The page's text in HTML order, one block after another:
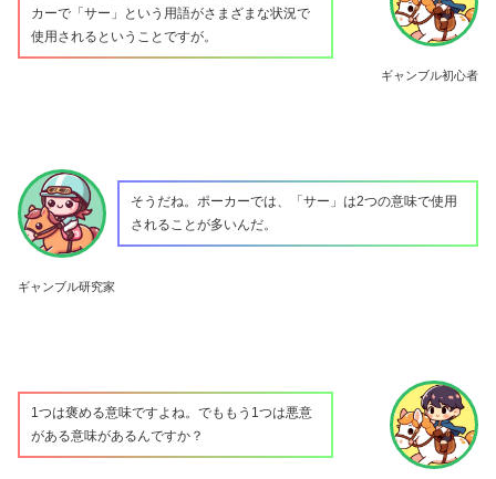
ギャンブル初心者
カーで「サー」という用語がさまざまな状況で
使用されるということですが。
ギャンブル研究家
そうだね。ポーカーでは、「サー」は2つの意味で使用
されることが多いんだ。
1つは褒める意味ですよね。でももう1つは悪意
がある意味があるんですか？